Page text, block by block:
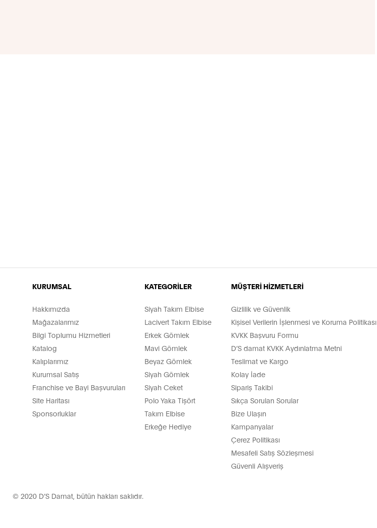
KURUMSAL
Hakkımızda
Mağazalarımız
Bilgi Toplumu Hizmetleri
Katalog
Kalıplarımız
Kurumsal Satış
Franchise ve Bayi Başvuruları
Site Haritası
Sponsorluklar
KATEGORİLER
Siyah Takım Elbise
Lacivert Takım Elbise
Erkek Gömlek
Mavi Gömlek
Beyaz Gömlek
Siyah Gömlek
Siyah Ceket
Polo Yaka Tişört
Takım Elbise
Erkeğe Hediye
MÜŞTERİ HİZMETLERİ
Gizlilik ve Güvenlik
Kişisel Verilerin İşlenmesi ve Koruma Politikası
KVKK Başvuru Formu
D’S damat KVKK Aydınlatma Metni
Teslimat ve Kargo
Kolay İade
Sipariş Takibi
Sıkça Sorulan Sorular
Bize Ulaşın
Kampanyalar
Çerez Politikası
Mesafeli Satış Sözleşmesi
Güvenli Alışveriş
© 2020 D’S Damat, bütün hakları saklıdır.